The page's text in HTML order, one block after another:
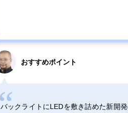
おすすめポイント
バックライトにLEDを敷き詰めた新開